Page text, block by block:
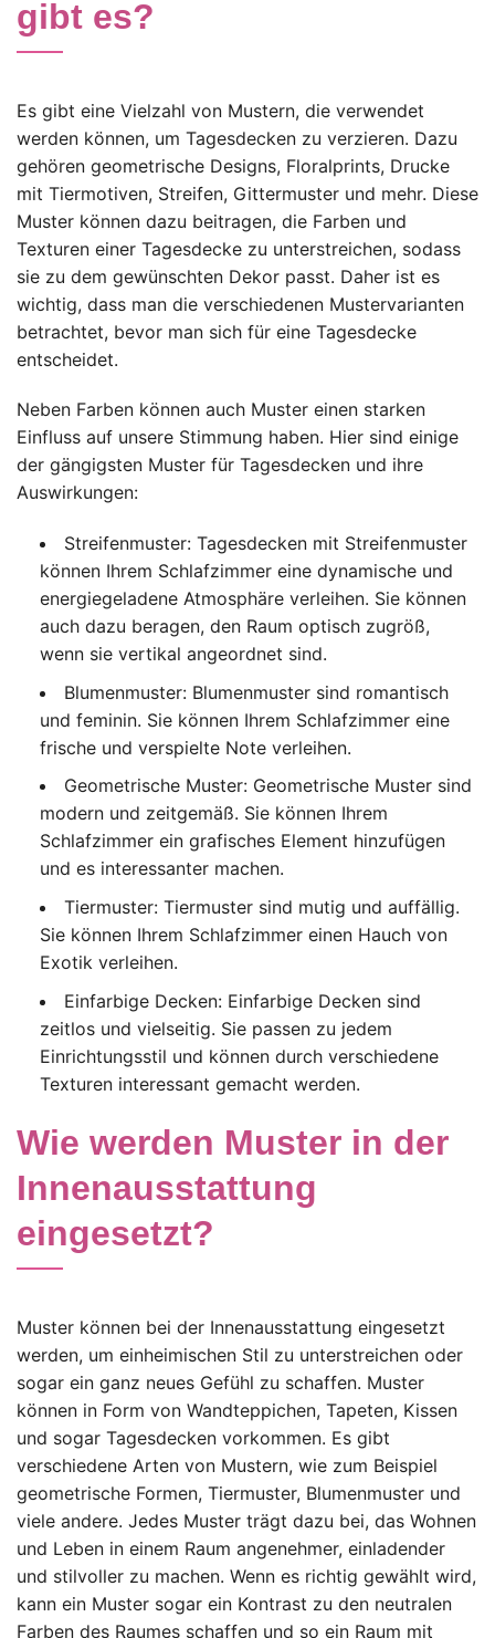
gibt es?
Es gibt eine Vielzahl von Mustern, die verwendet
werden können, um Tagesdecken zu verzieren. Dazu
gehören geometrische Designs, Floralprints, Drucke
mit Tiermotiven, Streifen, Gittermuster und mehr. Diese
Muster können dazu beitragen, die Farben und
Texturen einer Tagesdecke zu unterstreichen, sodass
sie zu dem gewünschten Dekor passt. Daher ist es
wichtig, dass man die verschiedenen Mustervarianten
betrachtet, bevor man sich für eine Tagesdecke
entscheidet.
Neben Farben können auch Muster einen starken
Einfluss auf unsere Stimmung haben. Hier sind einige
der gängigsten Muster für Tagesdecken und ihre
Auswirkungen:
Streifenmuster: Tagesdecken mit Streifenmuster
können Ihrem Schlafzimmer eine dynamische und
energiegeladene Atmosphäre verleihen. Sie können
auch dazu beragen, den Raum optisch zugröß,
wenn sie vertikal angeordnet sind.
Blumenmuster: Blumenmuster sind romantisch
und feminin. Sie können Ihrem Schlafzimmer eine
frische und verspielte Note verleihen.
Geometrische Muster: Geometrische Muster sind
modern und zeitgemäß. Sie können Ihrem
Schlafzimmer ein grafisches Element hinzufügen
und es interessanter machen.
Tiermuster: Tiermuster sind mutig und auffällig.
Sie können Ihrem Schlafzimmer einen Hauch von
Exotik verleihen.
Einfarbige Decken: Einfarbige Decken sind
zeitlos und vielseitig. Sie passen zu jedem
Einrichtungsstil und können durch verschiedene
Texturen interessant gemacht werden.
Wie werden Muster in der
Innenausstattung
eingesetzt?
Muster können bei der Innenausstattung eingesetzt
werden, um einheimischen Stil zu unterstreichen oder
sogar ein ganz neues Gefühl zu schaffen. Muster
können in Form von Wandteppichen, Tapeten, Kissen
und sogar Tagesdecken vorkommen. Es gibt
verschiedene Arten von Mustern, wie zum Beispiel
geometrische Formen, Tiermuster, Blumenmuster und
viele andere. Jedes Muster trägt dazu bei, das Wohnen
und Leben in einem Raum angenehmer, einladender
und stilvoller zu machen. Wenn es richtig gewählt wird,
kann ein Muster sogar ein Kontrast zu den neutralen
Farben des Raumes schaffen und so ein Raum mit